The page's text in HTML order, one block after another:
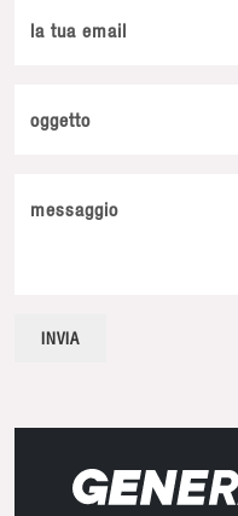
la tua email
oggetto
messaggio